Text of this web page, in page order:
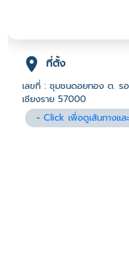
ที่ตั้ง
เลขที่ : ชุมชนดอยทอง ต. ร
เชียงราย 57000
-Click เพื่อดูเส้นทาง